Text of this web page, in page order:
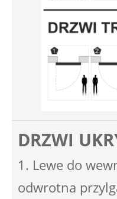
DRZWI
1. Lewe do
odwrotna